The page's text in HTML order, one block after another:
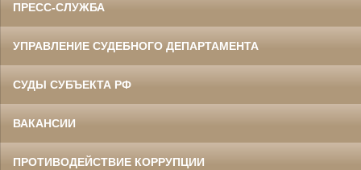
ПРЕСС-СЛУЖБА
УПРАВЛЕНИЕ СУДЕБНОГО ДЕПАРТАМЕНТА
СУДЫ СУБЪЕКТА РФ
ВАКАНСИИ
ПРОТИВОДЕЙСТВИЕ КОРРУПЦИИ